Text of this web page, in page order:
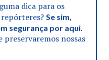
dica para os
repórteres? Se sim,
segurança por aqui.
preservaremos nossas